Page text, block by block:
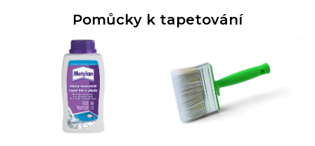
Pomůcky k tapetování